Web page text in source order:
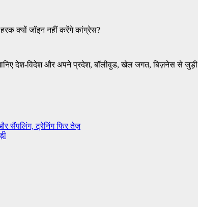
क्यों जॉइन नहीं करेंगे कांग्रेस?
देश-विदेश और अपने प्रदेश, बॉलीवुड, खेल जगत, बिज़नेस से जुड़ी
सैंपलिंग, ट्रेनिंग फिर तेज़